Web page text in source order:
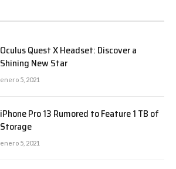
Oculus Quest X Headset: Discover a
Shining New Star
enero 5, 2021
iPhone Pro 13 Rumored to Feature 1 TB of
Storage
enero 5, 2021